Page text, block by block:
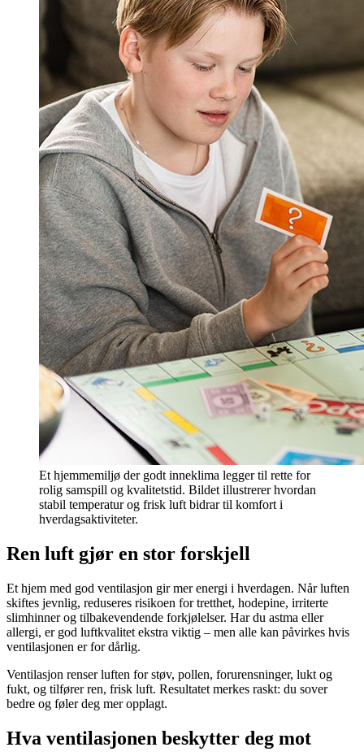
Et hjemmemiljø der godt inneklima legger til rette for
rolig samspill og kvalitetstid. Bildet illustrerer hvordan
stabil temperatur og frisk luft bidrar til komfort i
hverdagsaktiviteter.
Ren luft gjør en stor forskjell
Et hjem med god ventilasjon gir mer energi i hverdagen. Når luften
skiftes jevnlig, reduseres risikoen for tretthet, hodepine, irriterte
slimhinner og tilbakevendende forkjølelser. Har du astma eller
allergi, er god luftkvalitet ekstra viktig – men alle kan påvirkes hvis
ventilasjonen er for dårlig.
Ventilasjon renser luften for støv, pollen, forurensninger, lukt og
fukt, og tilfører ren, frisk luft. Resultatet merkes raskt: du sover
bedre og føler deg mer opplagt.
Hva ventilasjonen beskytter deg mot